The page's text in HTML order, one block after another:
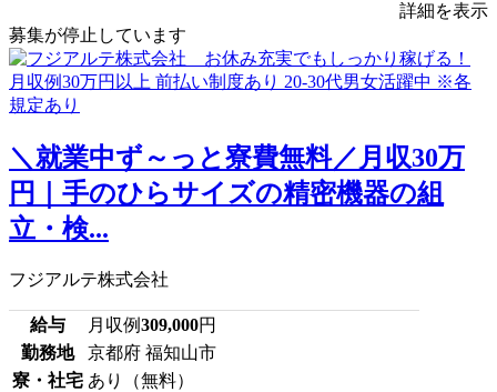
詳細を表示
募集が停止しています
＼就業中ず～っと寮費無料／月収30万
円｜手のひらサイズの精密機器の組
立・検...
フジアルテ株式会社
給与 月収例309,000円
勤務地
京都府 福知山市
寮・社宅 あり（無料）